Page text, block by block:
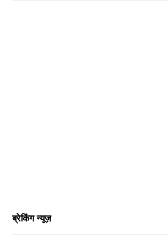
ब्रेकिंग न्यूज़